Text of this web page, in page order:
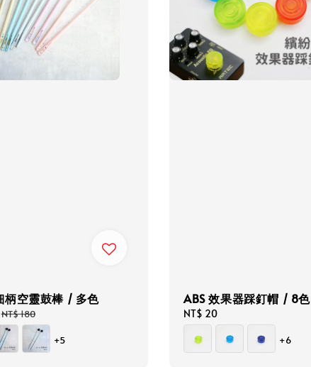
柄空靈鼓棒 / 多色
Regular
price
NT$ 180
+5
ABS 效果器踩釘帽 / 8色
Regular
price
NT$ 20
+6